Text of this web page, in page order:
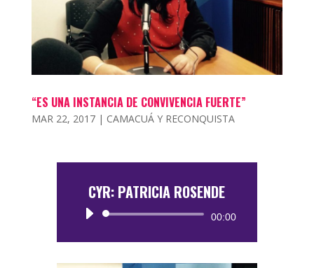
“ES UNA INSTANCIA DE CONVIVENCIA FUERTE”
MAR 22, 2017| CAMACUÁ Y RECONQUISTA
CYR: PATRICIA ROSENDE
Reproductor
00:00